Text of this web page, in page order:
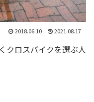
2018.06.10 2021.08.17
クロスバイクを選ぶ人